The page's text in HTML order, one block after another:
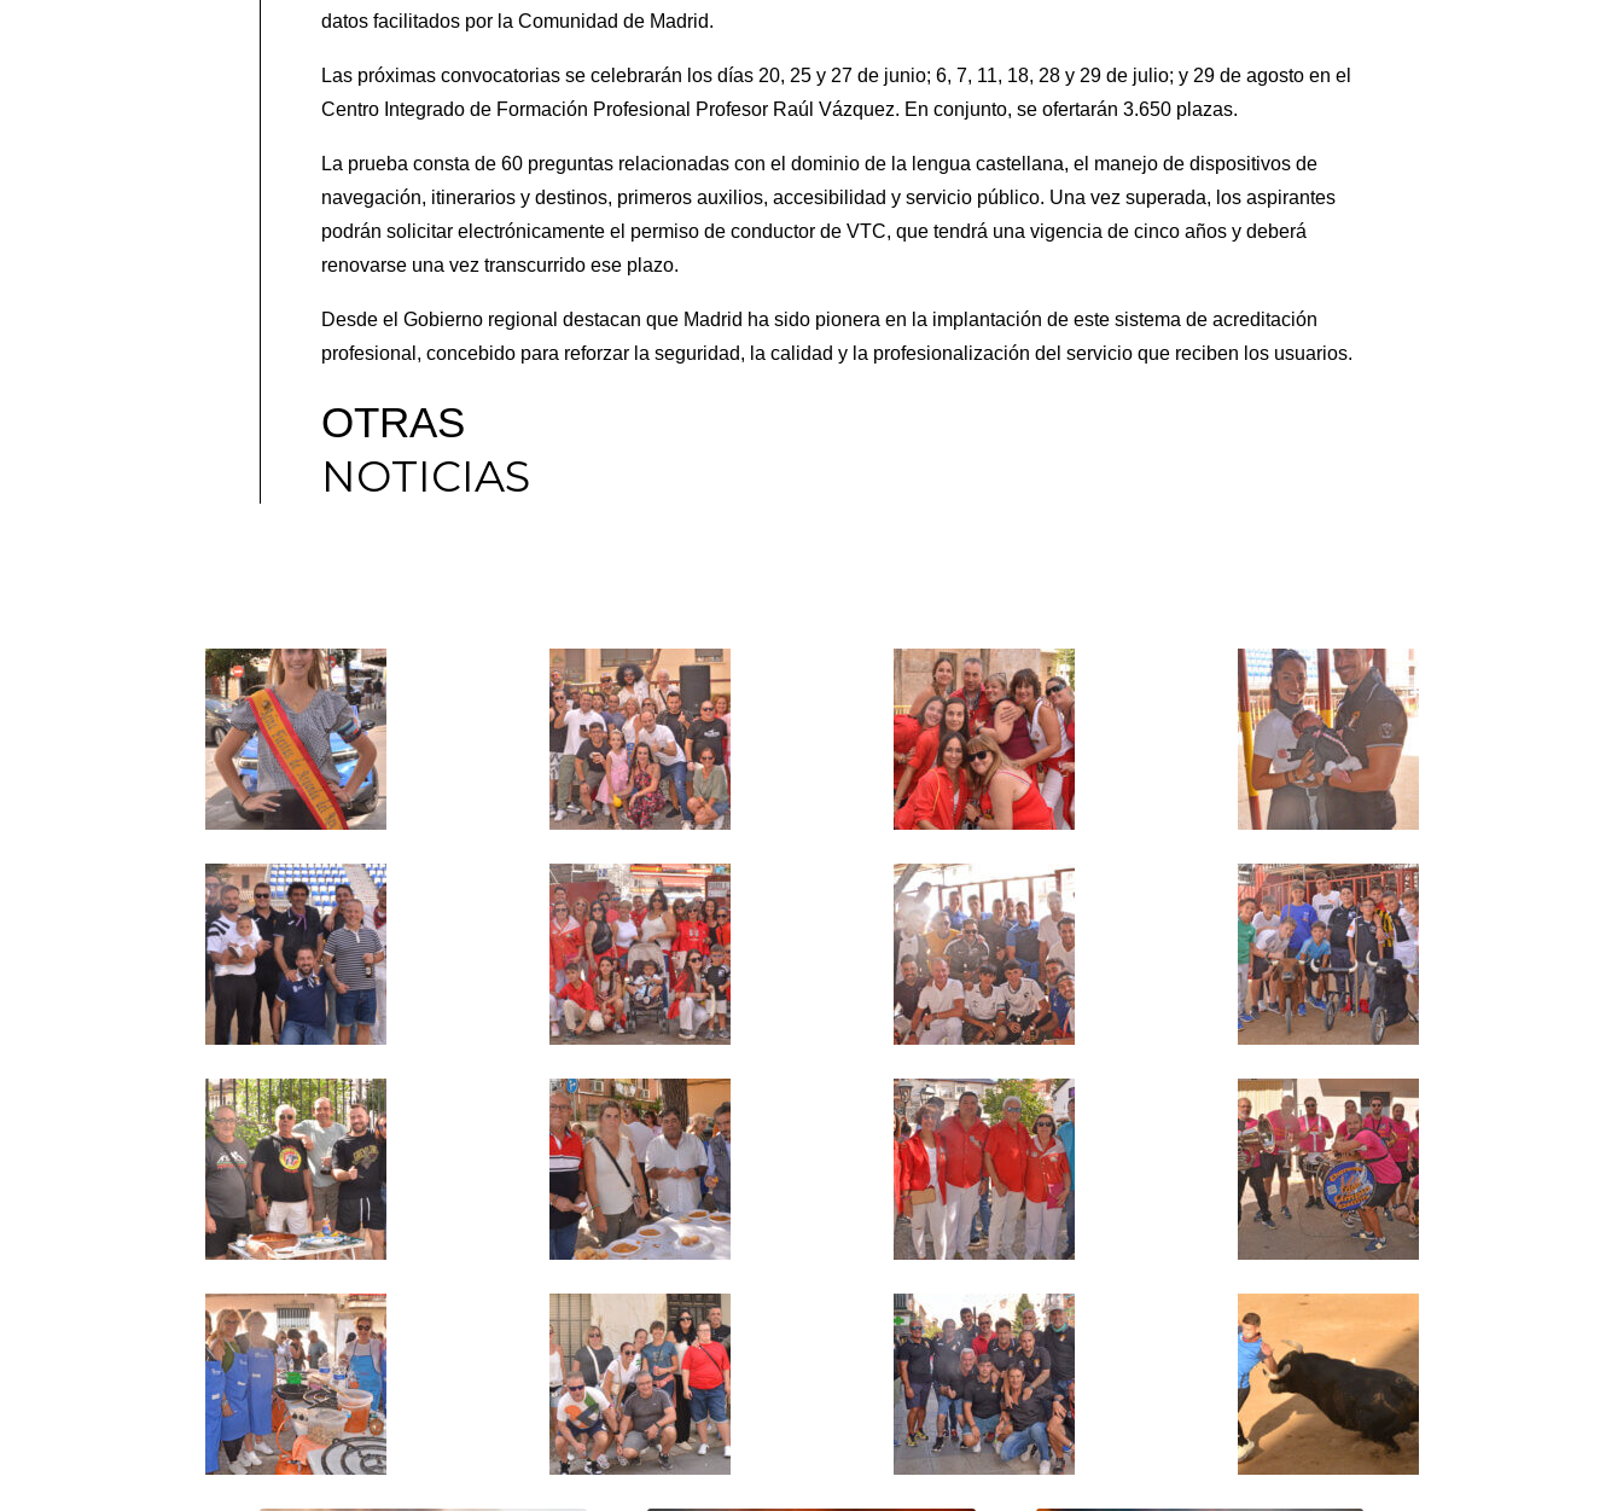
datos facilitados por la Comunidad de Madrid.
Las próximas convocatorias se celebrarán los días 20, 25 y 27 de junio; 6, 7, 11, 18, 28 y 29 de julio; y 29 de agosto en el
Centro Integrado de Formación Profesional Profesor Raúl Vázquez. En conjunto, se ofertarán 3.650 plazas.
La prueba consta de 60 preguntas relacionadas con el dominio de la lengua castellana, el manejo de dispositivos de
navegación, itinerarios y destinos, primeros auxilios, accesibilidad y servicio público. Una vez superada, los aspirantes
podrán solicitar electrónicamente el permiso de conductor de VTC, que tendrá una vigencia de cinco años y deberá
renovarse una vez transcurrido ese plazo.
Desde el Gobierno regional destacan que Madrid ha sido pionera en la implantación de este sistema de acreditación
profesional, concebido para reforzar la seguridad, la calidad y la profesionalización del servicio que reciben los usuarios.
OTRAS
NOTICIAS